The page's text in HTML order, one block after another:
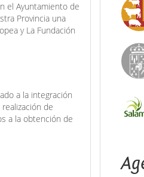
el Ayuntamiento de
Provincia una
y La Fundación
a la integración
de
a la obtención de